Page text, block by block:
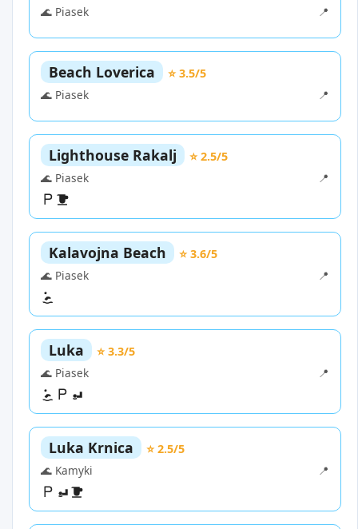
🌊 Piasek
📍
Beach Loverica
⭐ 3.5/5
🌊 Piasek
📍
Lighthouse Rakalj
⭐ 2.5/5
🌊 Piasek
📍
Kalavojna Beach
⭐ 3.6/5
🌊 Piasek
📍
Luka
⭐ 3.3/5
🌊 Piasek
📍
Luka Krnica
⭐ 2.5/5
🌊 Kamyki
📍